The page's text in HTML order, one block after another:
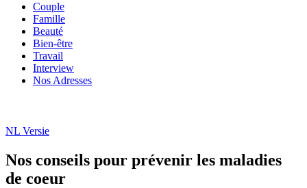
Couple
Famille
Beauté
Bien-être
Travail
Interview
Nos Adresses
NL Versie
Nos conseils pour prévenir les maladies
de coeur